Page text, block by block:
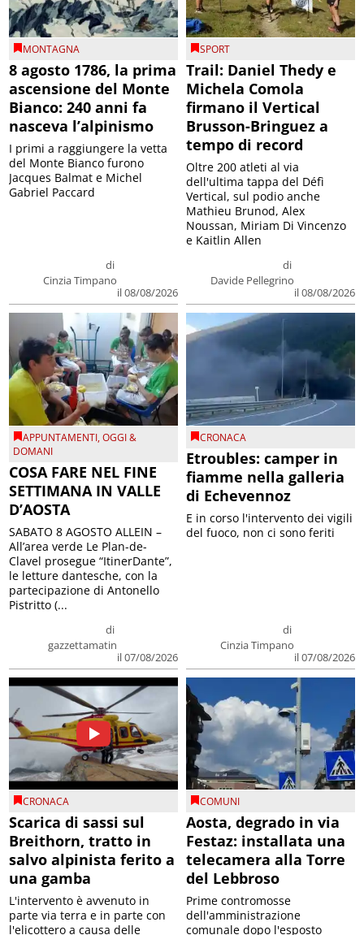
MONTAGNA
8 agosto 1786, la prima
ascensione del Monte
Bianco: 240 anni fa
nasceva l’alpinismo
di
Cinzia Timpano
il 08/08/2026
I primi a raggiungere la vetta
del Monte Bianco furono
Jacques Balmat e Michel
Gabriel Paccard
SPORT
Trail: Daniel Thedy e
Michela Comola
firmano il Vertical
Brusson-Bringuez a
tempo di record
di
Davide Pellegrino
il 08/08/2026
Oltre 200 atleti al via
dell'ultima tappa del Défì
Vertical, sul podio anche
Mathieu Brunod, Alex
Noussan, Miriam Di Vincenzo
e Kaitlin Allen
APPUNTAMENTI,OGGI &
DOMANI
COSA FARE NEL FINE
SETTIMANA IN VALLE
D’AOSTA
di
gazzettamatin
il 07/08/2026
SABATO 8 AGOSTO ALLEIN –
All’area verde Le Plan-de-
Clavel prosegue “ItinerDante”,
le letture dantesche, con la
partecipazione di Antonello
Pistritto (...
CRONACA
Etroubles: camper in
fiamme nella galleria
di Echevennoz
di
Cinzia Timpano
il 07/08/2026
E in corso l'intervento dei vigili
del fuoco, non ci sono feriti
CRONACA
Scarica di sassi sul
Breithorn, tratto in
salvo alpinista ferito a
una gamba
L'intervento è avvenuto in
parte via terra e in parte con
l'elicottero a causa delle
COMUNI
Aosta, degrado in via
Festaz: installata una
telecamera alla Torre
del Lebbroso
Prime contromosse
dell'amministrazione
comunale dopo l'esposto